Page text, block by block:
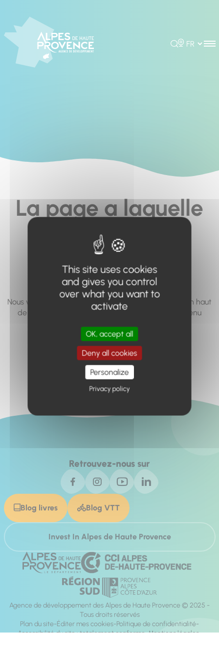
Rechercher
Choisir la
La page a laquelle
vous cherchez à
accéder n'existe
pas... ou plus.
Nous vous invitons à utiliser le moteur de recherche en haut
de page, ou à utiliser le menu pour trouver le contenu
Retour à l'accueil
Retrouvez-nous sur
Blog livres Blog VTT
Invest In Alpes de Haute Provence
Agence de développement des Alpes de Haute Provence © 2025 -
Tous droits réservés
Plan du site Éditer mes cookies Politique de confidentialité
Accessibilité du site : totalement conforme Mentions légales
This site uses cookies
and gives you control
over what you want to
activate
OK, accept all
Deny all cookies
Personalize
Privacy policy